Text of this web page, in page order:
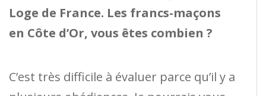
Loge de France. Les francs-maçons
en Côte d’Or, vous êtes combien ?
C’est très difficile à évaluer parce qu’il y a